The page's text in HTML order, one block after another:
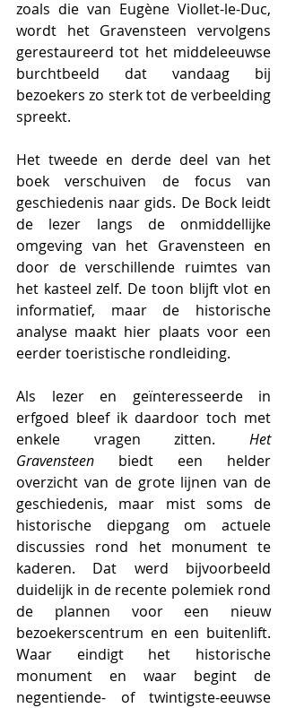
zoals die van Eugène Viollet-le-Duc,
wordt het Gravensteen vervolgens
gerestaureerd tot het middeleeuwse
burchtbeeld dat vandaag bij
bezoekers zo sterk tot de verbeelding
spreekt.
Het tweede en derde deel van het
boek verschuiven de focus van
geschiedenis naar gids. De Bock leidt
de lezer langs de onmiddellijke
omgeving van het Gravensteen en
door de verschillende ruimtes van
het kasteel zelf. De toon blijft vlot en
informatief, maar de historische
analyse maakt hier plaats voor een
eerder toeristische rondleiding.
Als lezer en geïnteresseerde in
erfgoed bleef ik daardoor toch met
enkele vragen zitten. Het
Gravensteen biedt een helder
overzicht van de grote lijnen van de
geschiedenis, maar mist soms de
historische diepgang om actuele
discussies rond het monument te
kaderen. Dat werd bijvoorbeeld
duidelijk in de recente polemiek rond
de plannen voor een nieuw
bezoekerscentrum en een buitenlift.
Waar eindigt het historische
monument en waar begint de
negentiende- of twintigste-eeuwse